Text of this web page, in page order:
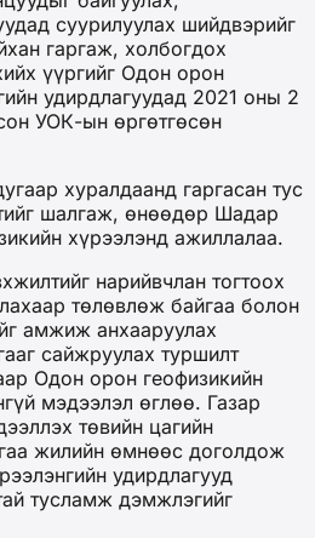
суурилуулах шийдвэрийг
гаргаж, холбогдох
үүргийг Одон орон
удирдлагуудад 2021 оны 2
УОК-ын өргөтгөсөн
хуралдаанд гаргасан тус
шалгаж, өнөөдөр Шадар
хүрээлэнд ажиллалаа.
нарийвчлан тогтоох
төлөвлөж байгаа болон
амжиж анхааруулах
сайжруулах туршилт
Одон орон геофизикийн
мэдээлэл өглөө. Газар
төвийн цагийн
жилийн өмнөөс доголдож
удирдлагууд
тусламж дэмжлэгийг